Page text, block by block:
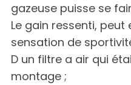
gazeuse puisse se
Le gain ressenti,
sensation de
D un filtre a air qui
montage ;